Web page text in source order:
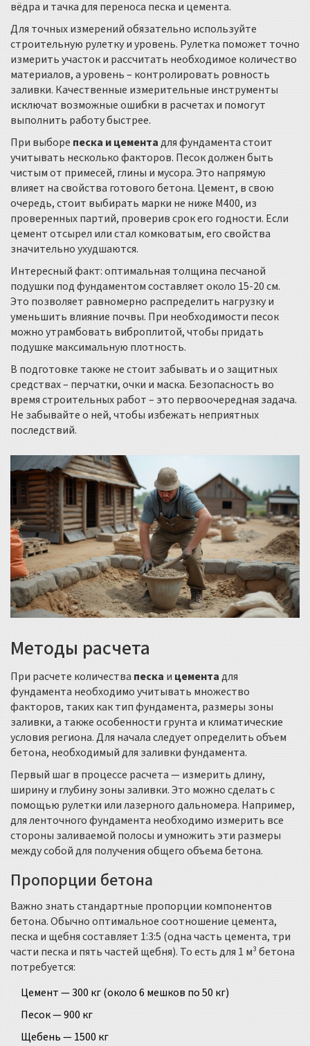
вёдра и тачка для переноса песка и цемента.
Для точных измерений обязательно используйте
строительную рулетку и уровень. Рулетка поможет точно
измерить участок и рассчитать необходимое количество
материалов, а уровень – контролировать ровность
заливки. Качественные измерительные инструменты
исключат возможные ошибки в расчетах и помогут
выполнить работу быстрее.
При выборе песка и цементадля фундамента стоит
учитывать несколько факторов. Песок должен быть
чистым от примесей, глины и мусора. Это напрямую
влияет на свойства готового бетона. Цемент, в свою
очередь, стоит выбирать марки не ниже М400, из
проверенных партий, проверив срок его годности. Если
цемент отсырел или стал комковатым, его свойства
значительно ухудшаются.
Интересный факт: оптимальная толщина песчаной
подушки под фундаментом составляет около 15-20 см.
Это позволяет равномерно распределить нагрузку и
уменьшить влияние почвы. При необходимости песок
можно утрамбовать виброплитой, чтобы придать
подушке максимальную плотность.
В подготовке также не стоит забывать и о защитных
средствах – перчатки, очки и маска. Безопасность во
время строительных работ – это первоочередная задача.
Не забывайте о ней, чтобы избежать неприятных
последствий.
Методы расчета
При расчете количества песка ицементадля
фундамента необходимо учитывать множество
факторов, таких как тип фундамента, размеры зоны
заливки, а также особенности грунта и климатические
условия региона. Для начала следует определить объем
бетона, необходимый для заливки фундамента.
Первый шаг в процессе расчета — измерить длину,
ширину и глубину зоны заливки. Это можно сделать с
помощью рулетки или лазерного дальномера. Например,
для ленточного фундамента необходимо измерить все
стороны заливаемой полосы и умножить эти размеры
между собой для получения общего объема бетона.
Пропорции бетона
Важно знать стандартные пропорции компонентов
бетона. Обычно оптимальное соотношение цемента,
песка и щебня составляет 1:3:5 (одна часть цемента, три
части песка и пять частей щебня). То есть для 1 м³ бетона
потребуется:
Цемент — 300 кг (около 6 мешков по 50 кг)
Песок — 900 кг
Щебень — 1500 кг